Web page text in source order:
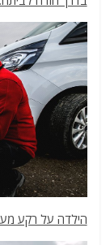
הילדה על רקע